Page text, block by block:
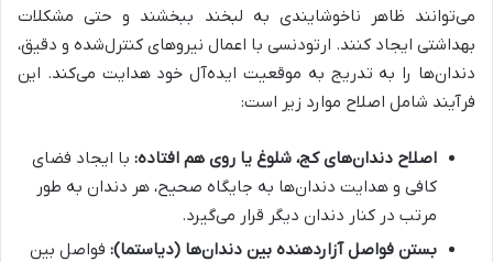
می‌توانند ظاهر ناخوشایندی به لبخند ببخشند و حتی مشکلات
بهداشتی ایجاد کنند. ارتودنسی با اعمال نیروهای کنترل‌شده و دقیق،
دندان‌ها را به تدریج به موقعیت ایده‌آل خود هدایت می‌کند. این
فرآیند شامل اصلاح موارد زیر است:
اصلاح دندان‌های کج، شلوغ یا روی هم افتاده: با ایجاد فضای
کافی و هدایت دندان‌ها به جایگاه صحیح، هر دندان به طور
مرتب در کنار دندان دیگر قرار می‌گیرد.
بستن فواصل آزاردهنده بین دندان‌ها (دیاستما): فواصل بین